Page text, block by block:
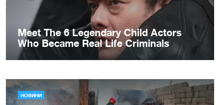
НОВИНИ